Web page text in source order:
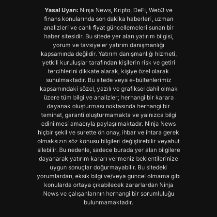
Yasal Uyarı: Ninja News, Kripto, DeFi, Web3 ve
finans konularında son dakika haberleri, uzman
analizleri ve canlı fiyat güncellemeleri sunan bir
haber sitesidir. Bu sitede yer alan yatırım bilgisi,
yorum ve tavsiyeler yatırım danışmanlığı
kapsamında değildir. Yatırım danışmanlığı hizmeti,
yetkili kuruluşlar tarafından kişilerin risk ve getiri
tercihlerini dikkate alarak, kişiye özel olarak
sunulmaktadır. Bu sitede veya e-bültenlerimiz
kapsamındaki sözel, yazılı ve grafiksel dahil olmak
üzere tüm bilgi ve analizler; herhangi bir karara
dayanak oluşturması noktasında herhangi bir
teminat, garanti oluşturmamakta ve yalnızca bilgi
edinilmesi amacıyla paylaşılmaktadır. Ninja News
hiçbir şekil ve surette ön onay, ihbar ve ihtara gerek
olmaksızın söz konusu bilgileri değiştirebilir veyahut
silebilir. Bu nedenle, sadece burada yer alan bilgilere
dayanarak yatırım kararı vermeniz beklentilerinize
uygun sonuçlar doğurmayabilir. Bu sitedeki
yorumlardan, eksik bilgi ve/veya güncel olmama gibi
konularda ortaya çıkabilecek zararlardan Ninja
News ve çalışanlarının herhangi bir sorumluluğu
bulunmamaktadır.